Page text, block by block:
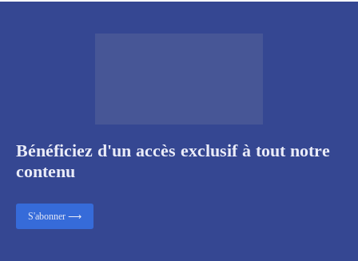
Bénéficiez d'un accès exclusif à tout notre
contenu
S'abonner ⟶